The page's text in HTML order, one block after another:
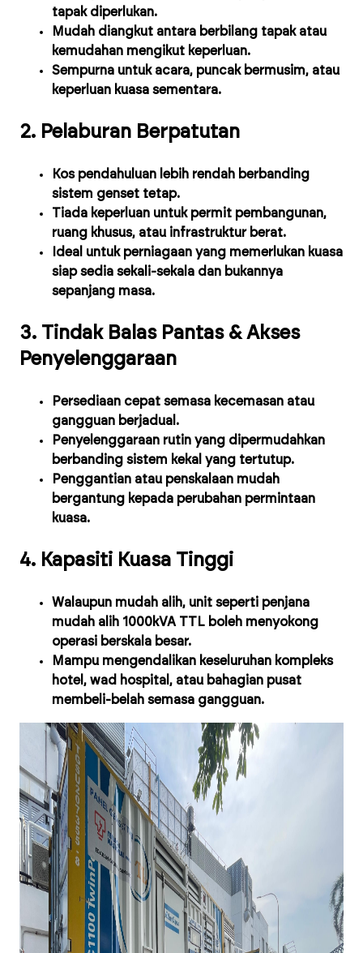
tapak diperlukan.
Mudah diangkut antara berbilang tapak atau
kemudahan mengikut keperluan.
Sempurna untuk acara, puncak bermusim, atau
keperluan kuasa sementara.
2. Pelaburan Berpatutan
Kos pendahuluan lebih rendah berbanding
sistem genset tetap.
Tiada keperluan untuk permit pembangunan,
ruang khusus, atau infrastruktur berat.
Ideal untuk perniagaan yang memerlukan kuasa
siap sedia sekali-sekala dan bukannya
sepanjang masa.
3. Tindak Balas Pantas & Akses
Penyelenggaraan
Persediaan cepat semasa kecemasan atau
gangguan berjadual.
Penyelenggaraan rutin yang dipermudahkan
berbanding sistem kekal yang tertutup.
Penggantian atau penskalaan mudah
bergantung kepada perubahan permintaan
kuasa.
4. Kapasiti Kuasa Tinggi
Walaupun mudah alih, unit seperti penjana
mudah alih 1000kVA TTL boleh menyokong
operasi berskala besar.
Mampu mengendalikan keseluruhan kompleks
hotel, wad hospital, atau bahagian pusat
membeli-belah semasa gangguan.